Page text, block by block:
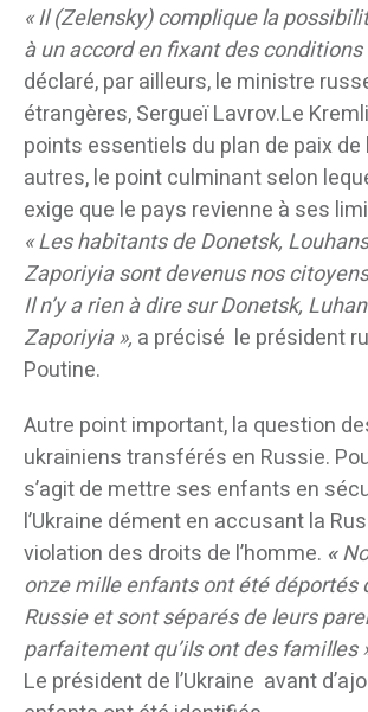
« Il (Zelensky) complique la
à un accord en fixant des
déclaré, par ailleurs, le ministre
étrangères, Sergueï Lavrov.Le
points essentiels du plan de paix de
autres, le point culminant selon
exige que le pays revienne à ses
« Les habitants de Donetsk,
Zaporiyia sont devenus nos
Il n’y a rien à dire sur Donetsk,
Zaporiyia », a précisé le président
Poutine.
Autre point important, la question
ukrainiens transférés en Russie.
s’agit de mettre ses enfants en
l’Ukraine dément en accusant la
violation des droits de l’homme. «
onze mille enfants ont été déportés
Russie et sont séparés de leurs
parfaitement qu’ils ont des familles
Le président de l’Ukraine avant